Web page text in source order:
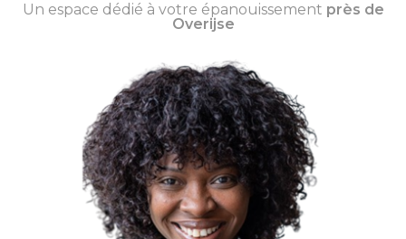
Un espace dédié à votre épanouissement près de
Overijse